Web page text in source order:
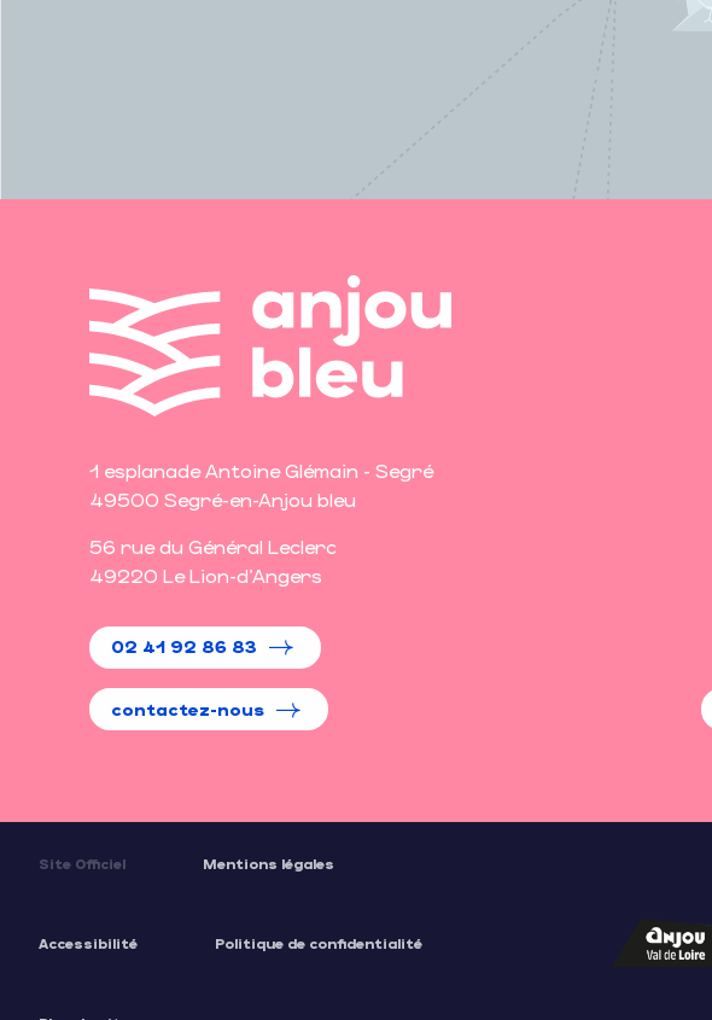
1 esplanade Antoine Glémain - Segré
49500 Segré-en-Anjou bleu
56 rue du Général Leclerc
49220 Le Lion-d'Angers
02 41 92 86 83
contactez-nous
Site Officiel Mentions légales
Accessibilité Politique de confidentialité